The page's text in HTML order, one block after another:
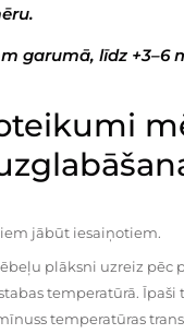
garumā, līdz +3–6
jābūt iesaiņotiem.
plāksni uzreiz pēc
temperatūrā. Īpaši
temperatūras